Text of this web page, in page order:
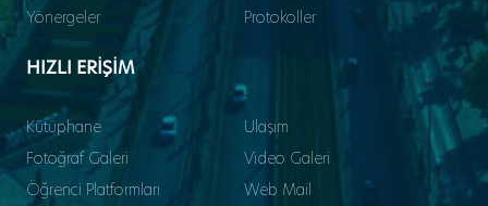
Yönergeler
Protokoller
HIZLI ERİŞİM
Kütüphane
Ulaşım
Fotoğraf Galeri
Video Galeri
Öğrenci Platformları
Web Mail